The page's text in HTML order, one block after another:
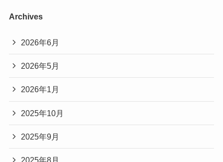
Archives
2026年6月
2026年5月
2026年1月
2025年10月
2025年9月
2025年8月